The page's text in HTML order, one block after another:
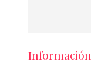
Información